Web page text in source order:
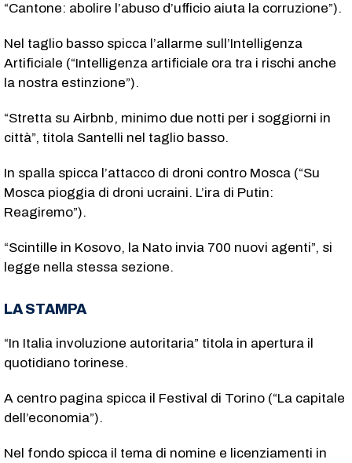
“Cantone: abolire l’abuso d’ufficio aiuta la corruzione”).
Nel taglio basso spicca l’allarme sull’Intelligenza
Artificiale (“Intelligenza artificiale ora tra i rischi anche
la nostra estinzione”).
“Stretta su Airbnb, minimo due notti per i soggiorni in
città”, titola Santelli nel taglio basso.
In spalla spicca l’attacco di droni contro Mosca (“Su
Mosca pioggia di droni ucraini. L’ira di Putin:
Reagiremo”).
“Scintille in Kosovo, la Nato invia 700 nuovi agenti”, si
legge nella stessa sezione.
LA STAMPA
“In Italia involuzione autoritaria” titola in apertura il
quotidiano torinese.
A centro pagina spicca il Festival di Torino (“La capitale
dell’economia”).
Nel fondo spicca il tema di nomine e licenziamenti in